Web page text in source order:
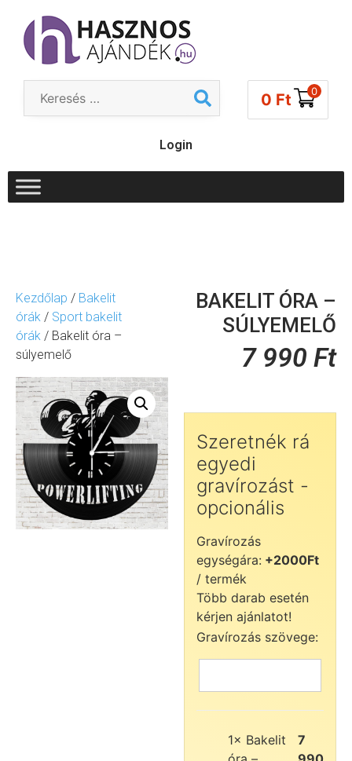
0 Ft 0
Login
Kezdőlap / Bakelit
órák / Sport bakelit
órák / Bakelit óra –
súlyemelő
BAKELIT ÓRA –
SÚLYEMELŐ
7 990 Ft
Szeretnék rá
egyedi
gravírozást -
opcionális
Gravírozás
egységára: +2000Ft
/ termék
Több darab esetén
kérjen ajánlatot!
Gravírozás szövege:
1× Bakelit
7